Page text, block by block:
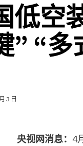
低空
” “
3 日
央视网消息：4